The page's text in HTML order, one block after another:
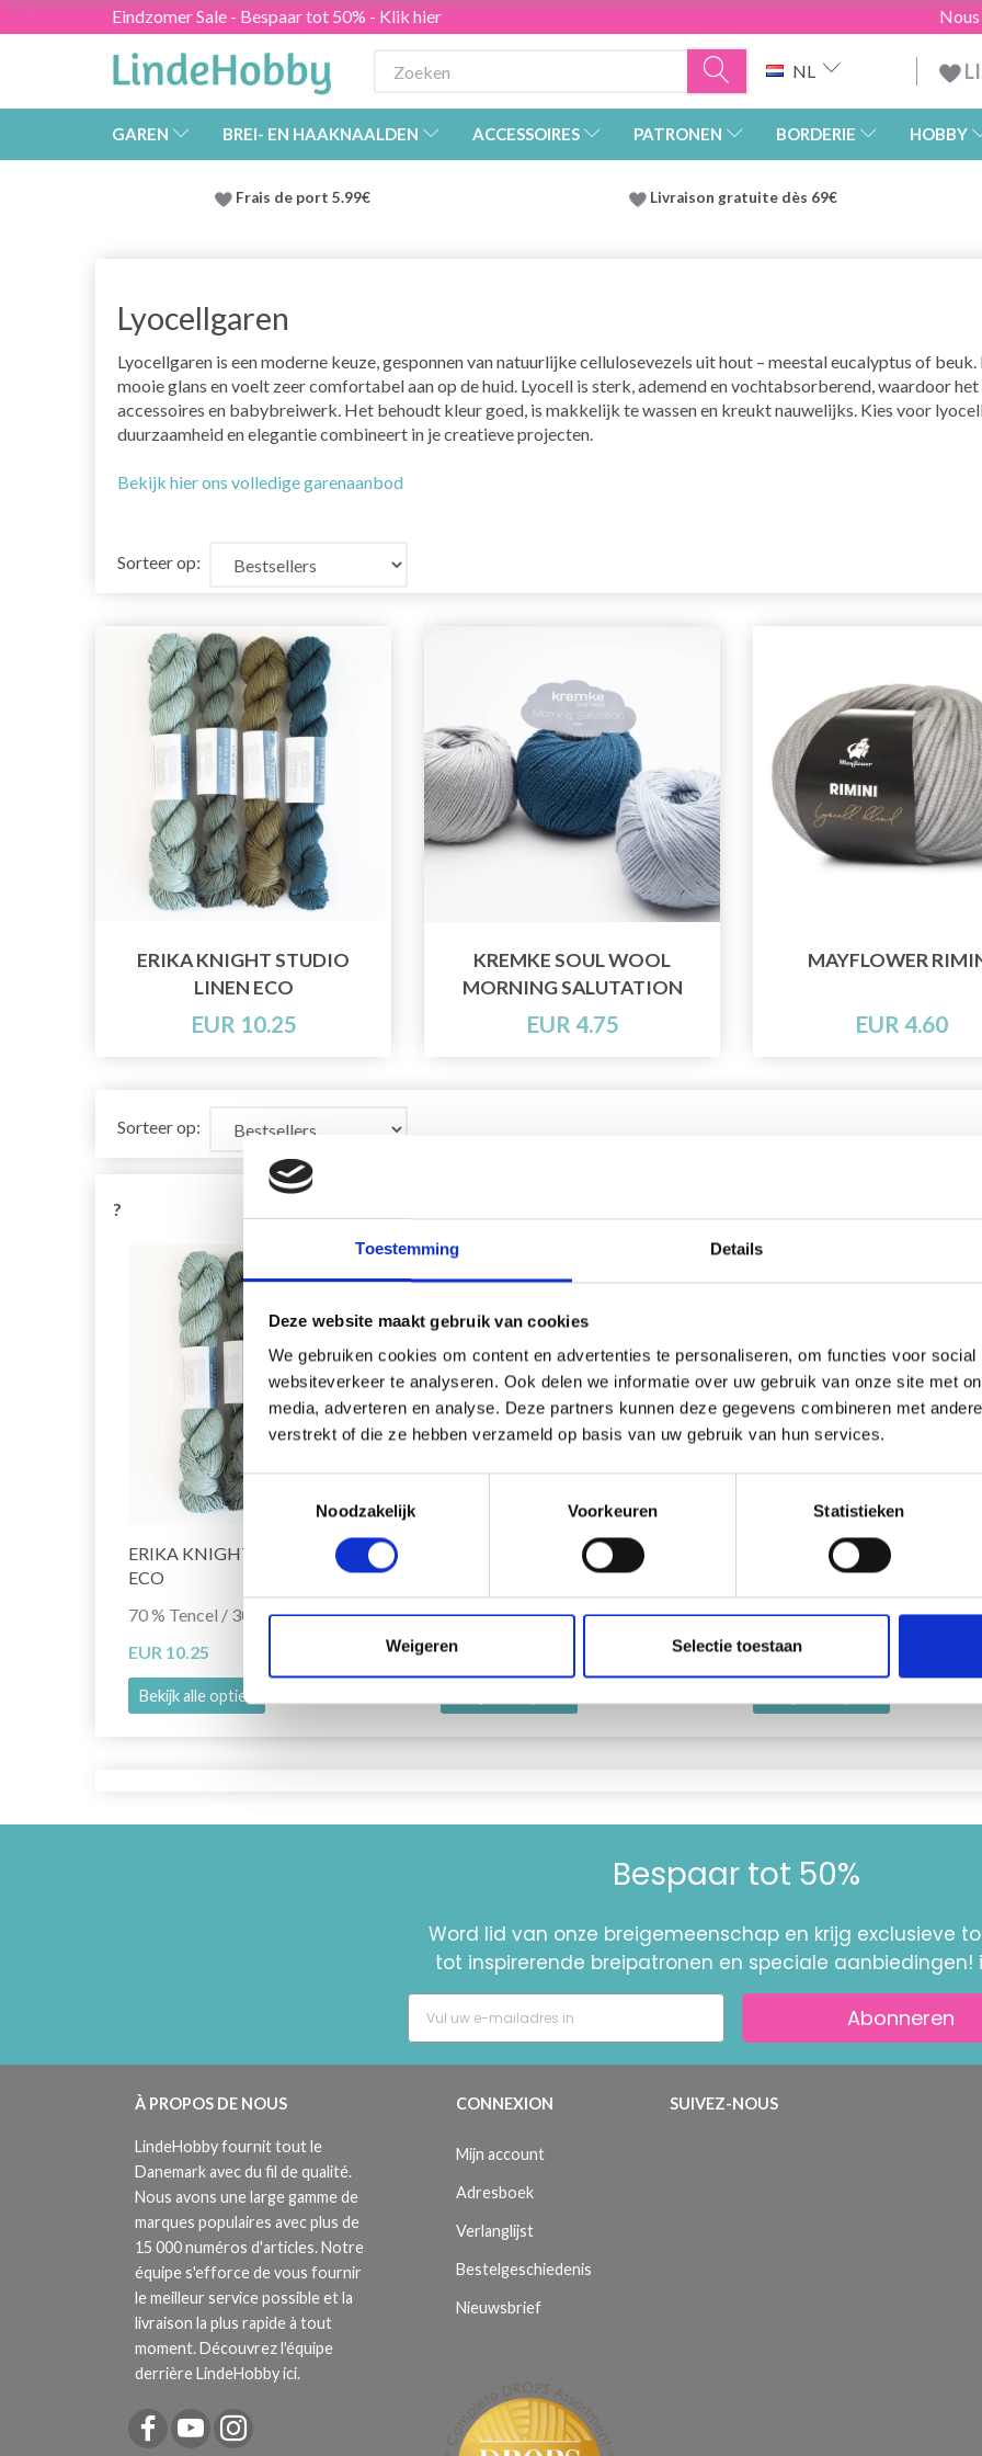
Toestemming Details
Deze website maakt gebruik van cookies
We gebruiken cookies om content en advertenties te personaliseren, om functies voor
websiteverkeer te analyseren. Ook delen we informatie over uw gebruik van onze site met
media, adverteren en analyse. Deze partners kunnen deze gegevens combineren met
verstrekt of die ze hebben verzameld op basis van uw gebruik van hun services.
Toestemmingsselectie
Noodzakelijk
Voorkeuren Statistieken
Weigeren Selectie toestaan
Eindzomer Sale - Bespaar tot 50% - Klik hier
NL
GAREN BREI- EN HAAKNAALDEN ACCESSOIRES PATRONEN BORDERIE HOBBY
Frais de port 5.99€ Livraison gratuite dès 69€
Lyocellgaren
Lyocellgaren is een moderne keuze, gesponnen van natuurlijke cellulosevezels uit hout – meestal eucalyptus of
mooie glans en voelt zeer comfortabel aan op de huid. Lyocell is sterk, ademend en vochtabsorberend, waardoor
accessoires en babybreiwerk. Het behoudt kleur goed, is makkelijk te wassen en kreukt nauwelijks. Kies voor
duurzaamheid en elegantie combineert in je creatieve projecten.
Bekijk hier ons volledige garenaanbod
Sorteer op:
ERIKA KNIGHT STUDIO
LINEN ECO
EUR 10.25
KREMKE SOUL WOOL
MORNING SALUTATION
EUR 4.75
MAYFLOWER
EUR 4.60
Sorteer op:
?
ERIKA KNIGHT STUDIO LINEN
ECO
70 % Tencel / 30 % Lin
EUR 10.25
Bekijk alle opties
KREMKE SOUL WOOL MORNING
51% Soie / 49% Laine Mérinos
EUR 4.75
MAYFLOWER RIMINI
67% Lyocell / 33% Polyamide
EUR 4.60
Bespaar tot 50%
Word lid van onze breigemeenschap en krijg exclusieve
tot inspirerende breipatronen en speciale aanbiedingen!
Abonneren
À PROPOS DE NOUS
LindeHobby fournit tout le
Danemark avec du fil de qualité.
Nous avons une large gamme de
marques populaires avec plus de
15 000 numéros d'articles. Notre
équipe s'efforce de vous fournir
le meilleur service possible et la
livraison la plus rapide à tout
moment. Découvrez l'équipe
derrière LindeHobby ici.
CONNEXION
Mijn account
Adresboek
Verlanglijst
Bestelgeschiedenis
Nieuwsbrief
SUIVEZ-NOUS